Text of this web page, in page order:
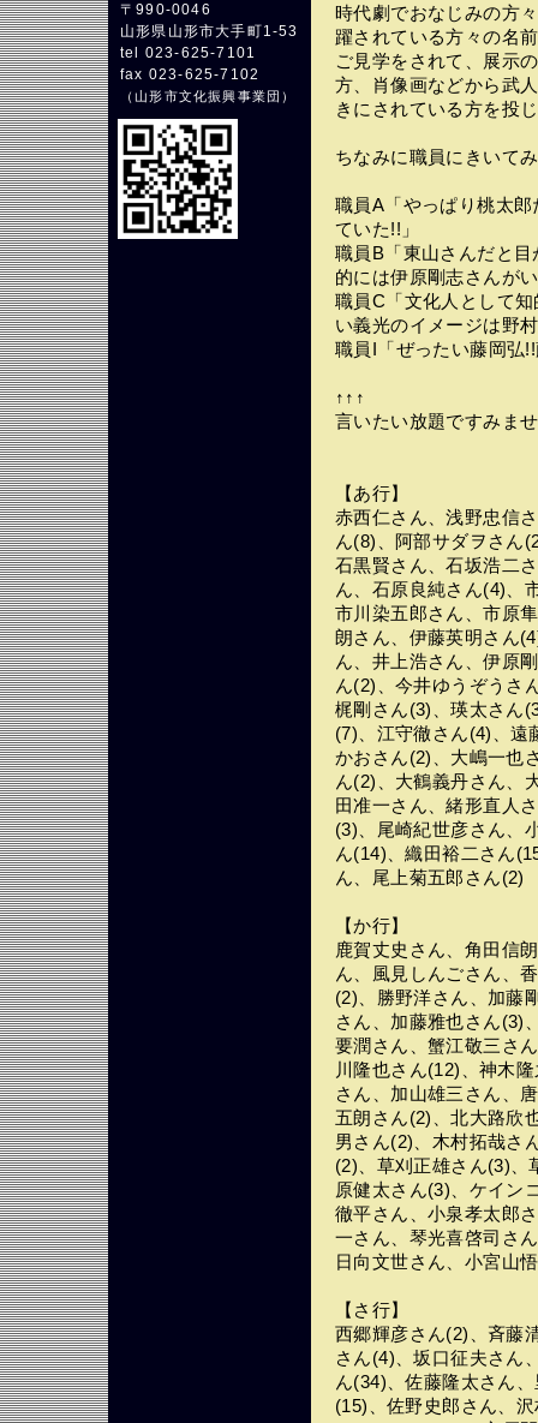
〒990-0046
山形県山形市大手町1-53
tel 023-625-7101
fax 023-625-7102
（山形市文化振興事業団 ）
時代劇でおなじみの方
躍されている方々の名
ご見学をされて、展示
方、肖像画などから武
きにされている方を投
ちなみに職員にきいて
職員A「やっぱり桃太
ていた!!」
職員B「東山さんだと
的には伊原剛志さんが
職員C「文化人として
い義光のイメージは野
職員I「ぜったい藤岡弘
↑↑↑
言いたい放題ですみま
【あ行】
赤西仁さん、浅野忠信
ん(8)、阿部サダヲさん
石黒賢さん、石坂浩二
ん、石原良純さん(4)、
市川染五郎さん、市原
朗さん、伊藤英明さん
ん、井上浩さん、伊原
ん(2)、今井ゆうぞうさ
梶剛さん(3)、瑛太さん
(7)、江守徹さん(4)、遠
かおさん(2)、大嶋一也
ん(2)、大鶴義丹さん、
田准一さん、緒形直人
(3)、尾崎紀世彦さん、
ん(14)、織田裕二さん
ん、尾上菊五郎さん(2)
【か行】
鹿賀丈史さん、角田信
ん、風見しんごさん、
(2)、勝野洋さん、加藤
さん、加藤雅也さん(3)
要潤さん、蟹江敬三さ
川隆也さん(12)、神木
さん、加山雄三さん、
五朗さん(2)、北大路欣
男さん(2)、木村拓哉さ
(2)、草刈正雄さん(3)、
原健太さん(3)、ケイン
徹平さん、小泉孝太郎
一さん、琴光喜啓司さ
日向文世さん、小宮山
【さ行】
西郷輝彦さん(2)、斉藤
さん(4)、坂口征夫さん
ん(34)、佐藤隆太さん
(15)、佐野史郎さん、